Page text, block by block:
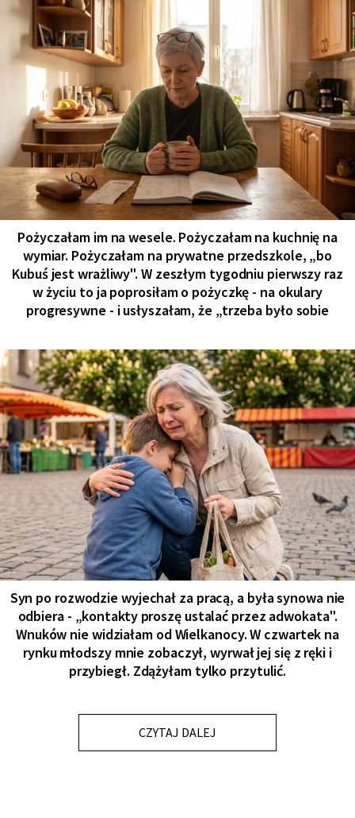
Pożyczałam im na wesele. Pożyczałam na kuchnię na
wymiar. Pożyczałam na prywatne przedszkole, „bo
Kubuś jest wrażliwy". W zeszłym tygodniu pierwszy raz
w życiu to ja poprosiłam o pożyczkę - na okulary
progresywne - i usłyszałam, że „trzeba było sobie
Syn po rozwodzie wyjechał za pracą, a była synowa nie
odbiera - „kontakty proszę ustalać przez adwokata".
Wnuków nie widziałam od Wielkanocy. W czwartek na
rynku młodszy mnie zobaczył, wyrwał jej się z ręki i
przybiegł. Zdążyłam tylko przytulić.
CZYTAJ DALEJ